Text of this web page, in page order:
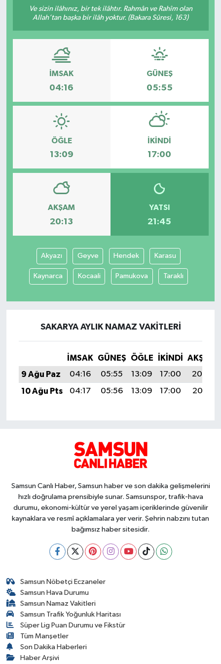
Ve sizin ilâhınız, bir tek ilâhtır. Rahmân ve Rahîm olan
Allah’tan başka bir ilâh yoktur. (Bakara Sûresi, 163)
İMSAK
04:16
GÜNEŞ
05:55
ÖĞLE
13:09
İKINDI
17:00
AKŞAM
20:13
YATSI
21:45
Akyazı Geyve Hendek Karasu
Kaynarca Kocaali Pamukova Taraklı
SAKARYA AYLIK NAMAZ VAKITLERI
İMSAK GÜNEŞ ÖĞLE İKINDI
AKŞAM
9 Ağu Paz
04:16 05:55 13:09 17:00
20:13
10 Ağu Pts
04:17 05:56 13:09 17:00 20:11
Samsun Canlı Haber, Samsun haber ve son dakika gelişmelerini
hızlı doğrulama prensibiyle sunar. Samsunspor, trafik-hava
durumu, ekonomi-kültür ve yerel yaşam içeriklerinde güvenilir
kaynaklara ve resmî açıklamalara yer verir. Şehrin nabzını tutan
bağımsız haber sitesidir.
Samsun Nöbetçi Eczaneler
Samsun Hava Durumu
Samsun Namaz Vakitleri
Samsun Trafik Yoğunluk Haritası
Süper Lig Puan Durumu ve Fikstür
Tüm Manşetler
Son Dakika Haberleri
Haber Arşivi
Manşet Haberi